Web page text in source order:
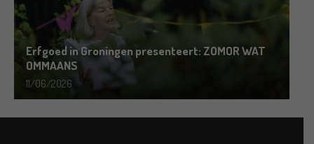
Erfgoed in Groningen presenteert: ZOMOR WAT
OMMAANS
11/06/2026